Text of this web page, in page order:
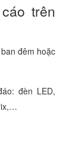
trên
đêm hoặc
đèn LED,